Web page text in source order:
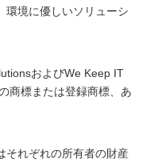
環境に優しいソリューシ
およびWe Keep IT
商標または登録商標、あ
それぞれの所有者の財産